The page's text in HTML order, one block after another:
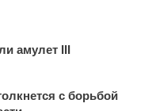
амулет III
с борьбой